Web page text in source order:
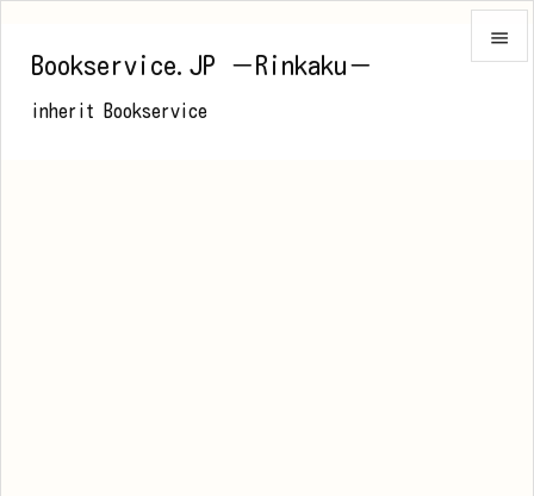
Bookservice.JP －Rinkaku－
inherit Bookservice
